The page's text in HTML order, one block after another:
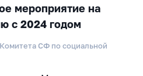
мероприятие на
с 2024 годом
СФ по социальной